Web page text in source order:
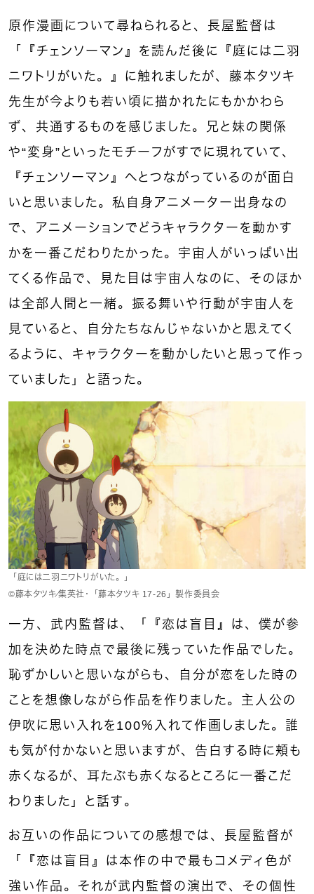
原作漫画について尋ねられると、長屋監督は
「『チェンソーマン』を読んだ後に『庭には二羽
ニワトリがいた。』に触れましたが、藤本タツキ
先生が今よりも若い頃に描かれたにもかかわら
ず、共通するものを感じました。兄と妹の関係
や“変身”といったモチーフがすでに現れていて、
『チェンソーマン』へとつながっているのが面白
いと思いました。私自身アニメーター出身なの
で、アニメーションでどうキャラクターを動かす
かを一番こだわりたかった。宇宙人がいっぱい出
てくる作品で、見た目は宇宙人なのに、そのほか
は全部人間と一緒。振る舞いや行動が宇宙人を
見ていると、自分たちなんじゃないかと思えてく
るように、キャラクターを動かしたいと思って作っ
ていました」と語った。
「庭には二羽ニワトリがいた。」
©藤本タツキ／集英社・「藤本タツキ 17-26」製作委員会
一方、武内監督は、「『恋は盲目』は、僕が参
加を決めた時点で最後に残っていた作品でした。
恥ずかしいと思いながらも、自分が恋をした時の
ことを想像しながら作品を作りました。主人公の
伊吹に思い入れを100％入れて作画しました。誰
も気が付かないと思いますが、告白する時に頬も
赤くなるが、耳たぶも赤くなるところに一番こだ
わりました」と話す。
お互いの作品についての感想では、長屋監督が
「『恋は盲目』は本作の中で最もコメディ色が
強い作品。それが武内監督の演出で、その個性